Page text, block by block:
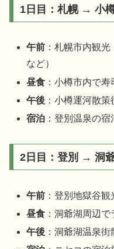
1日目：札幌 → 小
午前 ：札幌市内観
など）
昼食 ：小樽市内で
午後 ：小樽運河散
宿泊 ：登別温泉の
2日目：登別 → 洞
午前 ：登別地獄谷観
昼食 ：洞爺湖周辺で
午後 ：洞爺湖温泉